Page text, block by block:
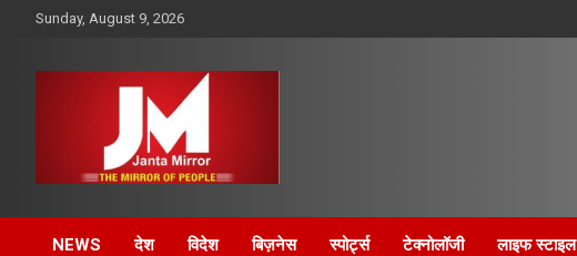
Sunday, August 9, 2026
Janta Mirror
NEWS देश विदेश बिज़नेस स्पोर्ट्स टेक्नोलॉजी लाइफ स्टाइल